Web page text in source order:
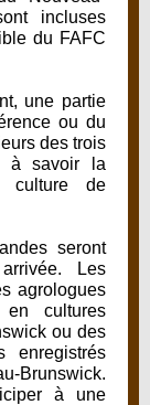
incluses
du FAFC
une partie
ou du
des trois
à savoir la
culture de
seront
Les
agrologues
en cultures
ou des
enregistrés
Brunswick.
à une